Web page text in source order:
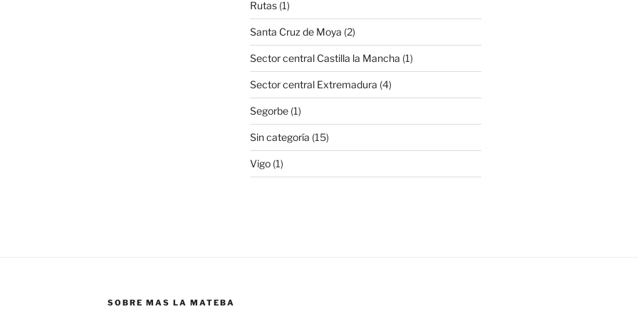
Rutas(1)
Santa Cruz de Moya (2)
Sector central Castilla la Mancha (1)
Sector central Extremadura (4)
Segorbe(1)
Sin categoría (15)
Vigo(1)
SOBRE MAS LA MATEBA